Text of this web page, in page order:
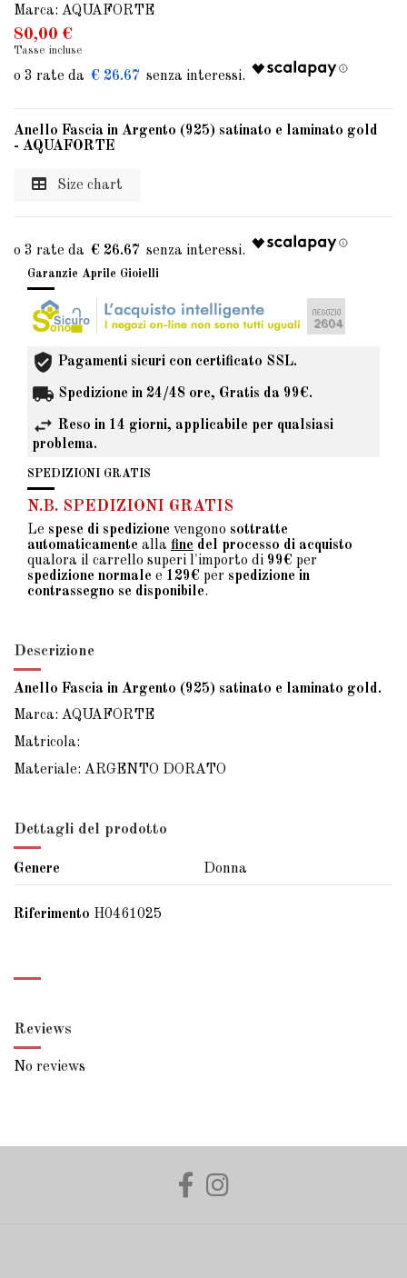
Marca: AQUAFORTE
80,00 €
Tasse incluse
€ 26.67
Anello Fascia in Argento (925) satinato e laminato gold
- AQUAFORTE
Size chart
€ 26.67
Garanzie Aprile Gioielli
Pagamenti sicuri con certificato SSL.
Spedizione in 24/48 ore, Gratis da 99€.
Reso in 14 giorni, applicabile per qualsiasi
problema.
SPEDIZIONI GRATIS
N.B. SPEDIZIONI GRATIS
Le spese di spedizione vengono sottratte
automaticamente alla fine del processo di acquisto
qualora il carrello superi l'importo di 99€ per
spedizione normale e 129€ per spedizione in
contrassegno se disponibile.
Descrizione
Anello Fascia in Argento (925) satinato e laminato gold.
Marca: AQUAFORTE
Matricola:
Materiale: ARGENTO DORATO
Dettagli del prodotto
Genere Donna
Riferimento H0461025
Reviews
No reviews